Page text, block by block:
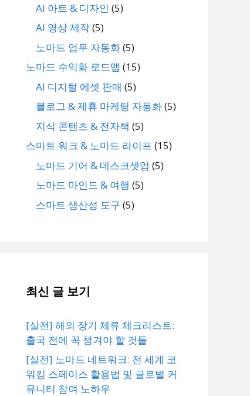
AI 아트 & 디자인 (5)
AI 영상 제작(5)
노마드 업무 자동화(5)
노마드 수익화 로드맵 (15)
AI 디지털 에셋 판매 (5)
블로그 & 제휴 마케팅 자동화(5)
지식 콘텐츠 & 전자책 (5)
스마트 워크 & 노마드 라이프 (15)
노마드 기어 & 데스크셋업 (5)
노마드 마인드 & 여행 (5)
스마트 생산성 도구 (5)
최신 글 보기
[실전] 해외 장기 체류 체크리스트:
출국 전에 꼭 챙겨야 할 것들
[실전] 노마드 네트워크: 전 세계 코
워킹 스페이스 활용법 및 글로벌 커
뮤니티 참여 노하우